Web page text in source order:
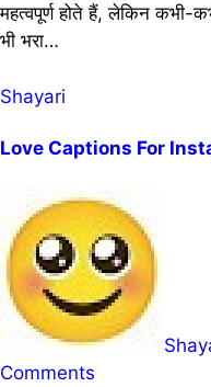
महत्वपूर्ण होते हैं, लेकिन कभी-
भी भरा…
Shayari
Love Captions For
Comments